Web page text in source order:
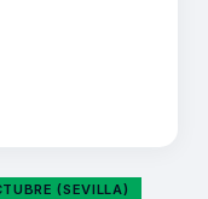
(SEVILLA)